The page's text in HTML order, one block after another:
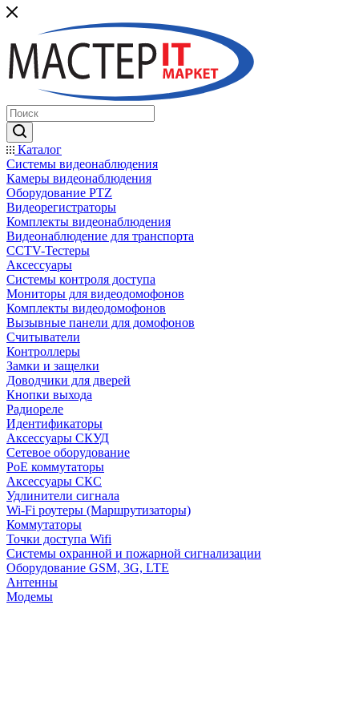
Каталог
Системы видеонаблюдения
Камеры видеонаблюдения
Оборудование PTZ
Видеорегистраторы
Комплекты видеонаблюдения
Видеонаблюдение для транспорта
CCTV-Тестеры
Аксессуары
Системы контроля доступа
Мониторы для видеодомофонов
Комплекты видеодомофонов
Вызывные панели для домофонов
Считыватели
Контроллеры
Замки и защелки
Доводчики для дверей
Кнопки выхода
Радиореле
Идентификаторы
Аксессуары СКУД
Сетевое оборудование
PoE коммутаторы
Аксессуары СКС
Удлинители сигнала
Wi-Fi роутеры (Маршрутизаторы)
Коммутаторы
Точки доступа Wifi
Системы охранной и пожарной сигнализации
Оборудование GSM, 3G, LTE
Антенны
Модемы